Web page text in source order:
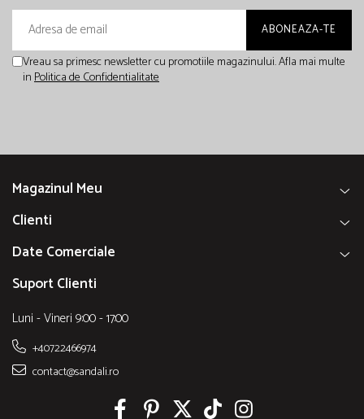
Vreau sa primesc newsletter cu promotiile magazinului. Afla mai multe
inPolitica de Confidentialitate
Magazinul Meu
Clienti
Date Comerciale
Suport Clienti
Luni - Vineri 9:00 - 17:00
+40722466974
contact@sandali.ro